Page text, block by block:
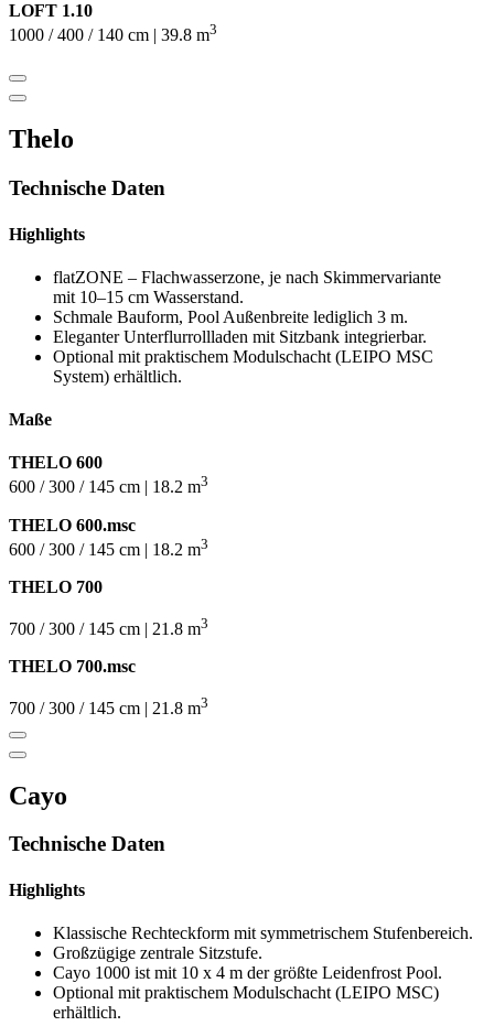
LOFT 1.10
1000 / 400 / 140 cm | 39.8 m3
Thelo
Technische Daten
Highlights
flatZONE – Flachwasserzone, je nach Skimmervariante
mit 10–15 cm Wasserstand.
Schmale Bauform, Pool Außenbreite lediglich 3 m.
Eleganter Unterflurrollladen mit Sitzbank integrierbar.
Optional mit praktischem Modulschacht (LEIPO MSC
System) erhältlich.
Maße
THELO 600
600 / 300 / 145 cm | 18.2 m3
THELO 600.msc
600 / 300 / 145 cm | 18.2 m3
THELO 700
700 / 300 / 145 cm | 21.8 m3
THELO 700.msc
700 / 300 / 145 cm | 21.8 m3
Cayo
Technische Daten
Highlights
Klassische Rechteckform mit symmetrischem Stufenbereich.
Großzügige zentrale Sitzstufe.
Cayo 1000 ist mit 10 x 4 m der größte Leidenfrost Pool.
Optional mit praktischem Modulschacht (LEIPO MSC)
erhältlich.